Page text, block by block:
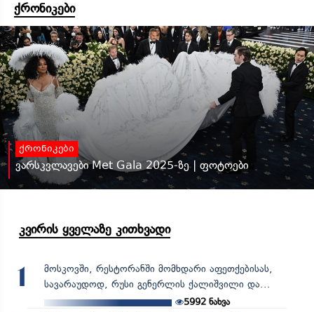
ქრონიკები
ქრონიკები
ვარსკვლავები Met Gala 2025-ზე | ფოტოები
კვირის ყველაზე კითხვადი
1
მოსკოვში, რესტორანში მომხდარი აფეთქებისას,
სავარაუდოდ, რუსი გენერლის ქალიშვილი და...
5992 ნახვა